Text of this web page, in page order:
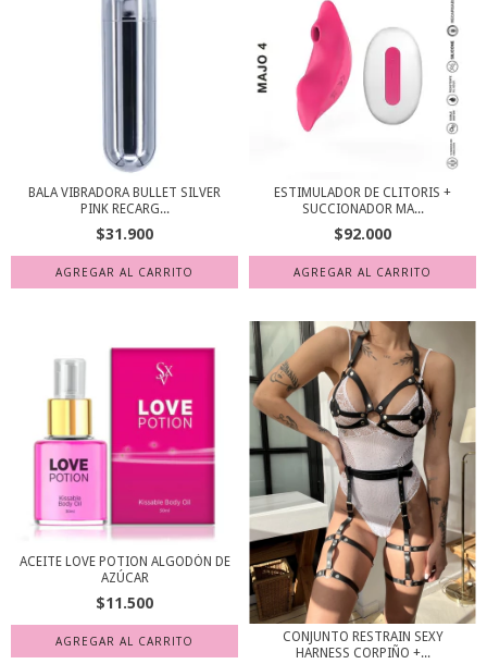
BALA VIBRADORA BULLET SILVER
PINK RECARG...
$31.900
ESTIMULADOR DE CLITORIS +
SUCCIONADOR MA...
$92.000
ACEITE LOVE POTION ALGODÓN DE
AZÚCAR
$11.500
CONJUNTO RESTRAIN SEXY
HARNESS CORPIÑO +...